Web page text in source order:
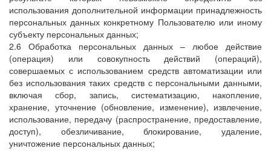
использования дополнительной информации принадлежность
персональных данных конкретному Пользователю или иному
субъекту персональных данных;
2.6 Обработка персональных данных – любое действие
(операция) или совокупность действий (операций),
совершаемых с использованием средств автоматизации или
без использования таких средств с персональными данными,
включая сбор, запись, систематизацию, накопление,
хранение, уточнение (обновление, изменение), извлечение,
использование, передачу (распространение, предоставление,
доступ), обезличивание, блокирование, удаление,
уничтожение персональных данных;